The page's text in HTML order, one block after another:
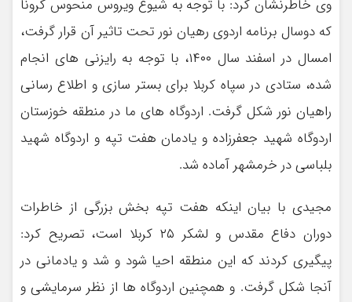
وی خاطرنشان کرد: با توجه به شیوع ویروس منحوس کرونا
که دوسال برنامه اردوی رهیان نور تحت تاثیر آن قرار گرفت،
امسال در اسفند سال ۱۴۰۰، با توجه به رایزنی های انجام
شده، ستادی در سپاه کربلا برای بستر سازی و اطلاع رسانی
راهیان نور شکل گرفت. اردوگاه های ما در منطقه خوزستان
اردوگاه شهید جعفرزاده و یادمان هفت تپه و اردوگاه شهید
بلباسی در خرمشهر آماده شد.
مجیدی با بیان اینکه هفت تپه بخش بزرگی از خاطرات
دوران دفاع مقدس و لشکر ۲۵ کربلا است، تصریح کرد:
پیگیری کردند که این منطقه احیا شود و شد و یادمانی در
آنجا شکل گرفت. و همچنین اردوگاه ها از نظر سرمایشی و